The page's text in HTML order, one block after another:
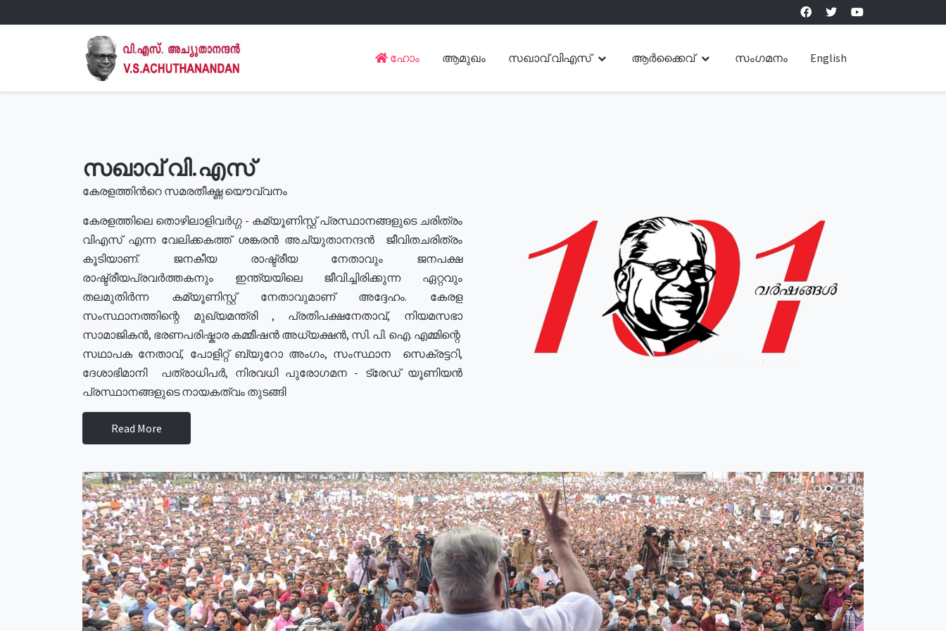
ഹോം ആമുഖം സഖാവ് വിഎസ് ആർക്കൈവ് സംഗമനം English
സഖാവ് വി.എസ്
കേരളത്തിൻറെ സമരതീക്ഷ്ണ യൌവ്വനം
കേരളത്തിലെ തൊഴിലാളിവർഗ്ഗ - കമ്യൂണിസ്റ്റ് പ്രസ്ഥാനങ്ങളുടെ ചരിത്രം
വിഎസ് എന്ന വേലിക്കകത്ത് ശങ്കരൻ അച്യുതാനന്ദൻ ജീവിതചരിത്രം
കൂടിയാണ്. ജനകീയ രാഷ്ട്രീയ നേതാവും ജനപക്ഷ
രാഷ്ട്രീയപ്രവർത്തകനും ഇന്ത്യയിലെ ജീവിച്ചിരിക്കുന്ന ഏറ്റവും
തലമുതിർന്ന കമ്യൂണിസ്റ്റ് നേതാവുമാണ് അദ്ദേഹം. കേരള
സംസ്ഥാനത്തിന്റെ മുഖ്യമന്ത്രി , പ്രതിപക്ഷനേതാവ്, നിയമസഭാ
സാമാജികൻ, ഭരണപരിഷ്കാര കമ്മീഷൻ അധ്യക്ഷൻ, സി. പി. ഐ. എമ്മിന്റെ
സഥാപക നേതാവ്, പോളിറ്റ് ബ്യുറോ അംഗം, സംസ്ഥാന സെക്രട്ടറി,
ദേശാഭിമാനി പത്രാധിപർ, നിരവധി പുരോഗമന - ട്രേഡ് യൂണിയൻ
പ്രസ്ഥാനങ്ങളുടെ നായകത്വം തുടങ്ങി
Read More